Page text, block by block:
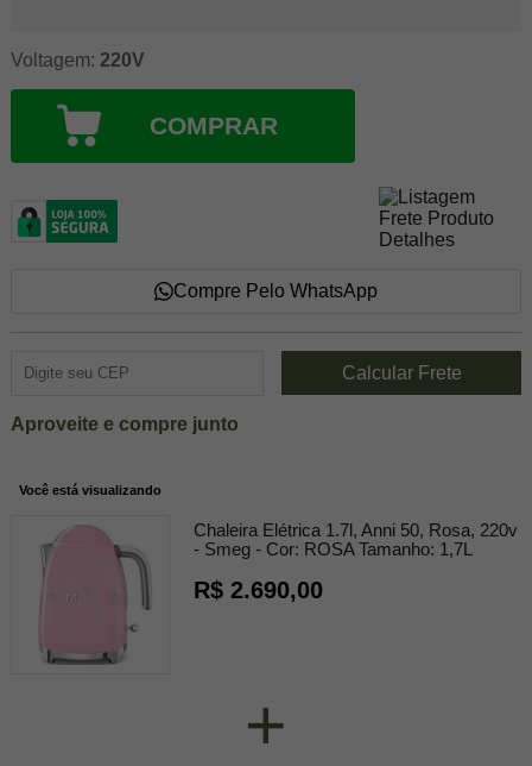
Voltagem: 220V
COMPRAR
Compre Pelo WhatsApp
Aproveite e compre junto
Você está visualizando
Chaleira Elétrica 1.7l, Anni 50, Rosa, 220v
- Smeg - Cor: ROSA Tamanho: 1,7L
R$ 2.690,00
+